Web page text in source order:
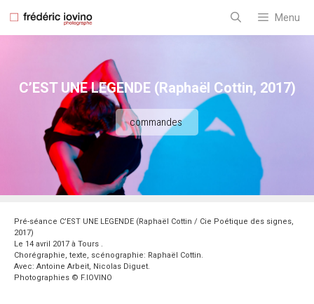
Menu
C’EST UNE LEGENDE (Raphaël Cottin, 2017)
commandes
Pré-séance C’EST UNE LEGENDE (Raphaël Cottin / Cie Poétique des signes,
2017)
Le 14 avril 2017 à Tours .
Chorégraphie, texte, scénographie: Raphaël Cottin.
Avec: Antoine Arbeit, Nicolas Diguet.
Photographies © F.IOVINO